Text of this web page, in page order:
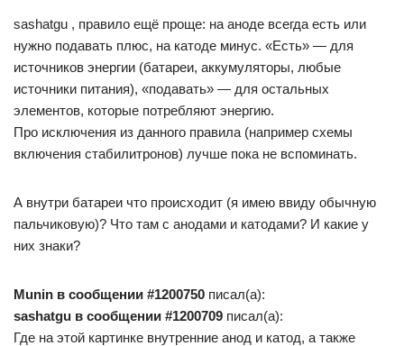
sashatgu , правило ещё проще: на аноде всегда есть или
нужно подавать плюс, на катоде минус. «Есть» — для
источников энергии (батареи, аккумуляторы, любые
источники питания), «подавать» — для остальных
элементов, которые потребляют энергию.
Про исключения из данного правила (например схемы
включения стабилитронов) лучше пока не вспоминать.
А внутри батареи что происходит (я имею ввиду обычную
пальчиковую)? Что там с анодами и катодами? И какие у
них знаки?
Munin в сообщении #1200750 писал(а):
sashatgu в сообщении #1200709 писал(а):
Где на этой картинке внутренние анод и катод, а также